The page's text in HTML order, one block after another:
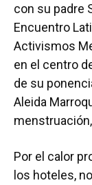
con su padre
Encuentro
Activismos
en el centro
de su
Aleida
Por el calor
los hoteles,